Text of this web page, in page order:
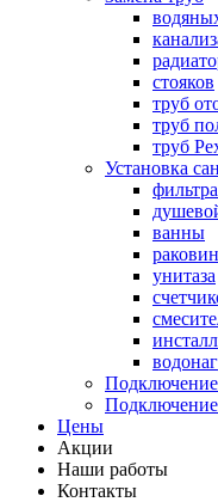
стояков
труб
труб
труб
Установка
ванны
унитаза
Цены
Акции
Наши работы
Контакты